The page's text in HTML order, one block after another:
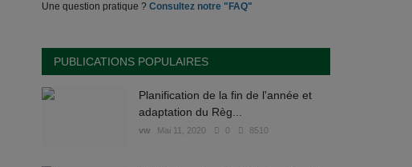
Une question pratique ? Consultez notre "FAQ"
PUBLICATIONS POPULAIRES
Planification de la fin de l'année et
adaptation du Règ...
vw Mai 11, 2020 0 8510